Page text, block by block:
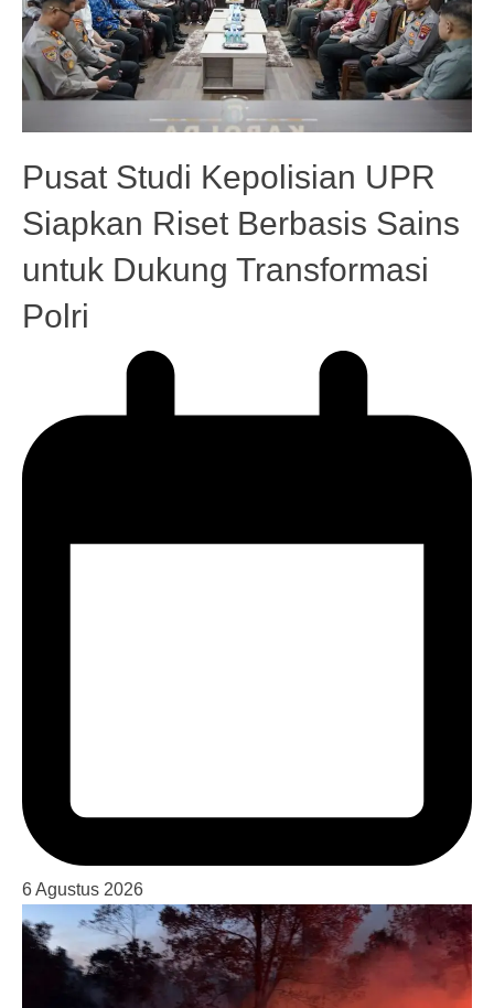
Pusat Studi Kepolisian UPR
Siapkan Riset Berbasis Sains
untuk Dukung Transformasi
Polri
6 Agustus 2026